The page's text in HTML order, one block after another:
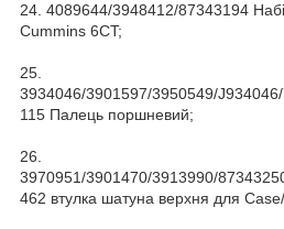
24. 4089644/3948412/87343194
Cummins 6CT;
25.
3934046/3901597/3950549/
115 Палець поршневий;
26.
3970951/3901470/3913990/
462 втулка шатуна верхня для